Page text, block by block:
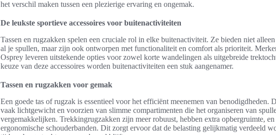
het verschil maken tussen een plezierige ervaring en ongemak.
De leukste sportieve accessoires voor buitenactiviteiten
Tassen en rugzakken spelen een cruciale rol in elke buitenactiviteit. Ze bieden niet
al je spullen, maar zijn ook ontworpen met functionaliteit en comfort als prioriteit.
Osprey leveren uitstekende opties voor zowel korte wandelingen als uitgebreide
keuze van deze accessoires worden buitenactiviteiten een stuk aangenamer.
Tassen en rugzakken voor gemak
Een goede tas of rugzak is essentieel voor het efficiënt meenemen van benodigdheden.
vaak lichtgewicht en voorzien van slimme compartimenten die het organiseren van
vergemakkelijken. Trekkingrugzakken zijn meer robuust, hebben extra opbergruimte,
ergonomische schouderbanden. Dit zorgt ervoor dat de belasting gelijkmatig verdeeld